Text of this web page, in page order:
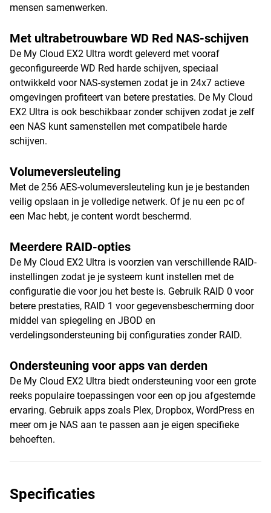
mensen samenwerken.
Met ultrabetrouwbare WD Red NAS-schijven
De My Cloud EX2 Ultra wordt geleverd met vooraf
geconfigureerde WD Red harde schijven, speciaal
ontwikkeld voor NAS-systemen zodat je in 24x7 actieve
omgevingen profiteert van betere prestaties. De My Cloud
EX2 Ultra is ook beschikbaar zonder schijven zodat je zelf
een NAS kunt samenstellen met compatibele harde
schijven.
Volumeversleuteling
Met de 256 AES-volumeversleuteling kun je je bestanden
veilig opslaan in je volledige netwerk. Of je nu een pc of
een Mac hebt, je content wordt beschermd.
Meerdere RAID-opties
De My Cloud EX2 Ultra is voorzien van verschillende RAID-
instellingen zodat je je systeem kunt instellen met de
configuratie die voor jou het beste is. Gebruik RAID 0 voor
betere prestaties, RAID 1 voor gegevensbescherming door
middel van spiegeling en JBOD en
verdelingsondersteuning bij configuraties zonder RAID.
Ondersteuning voor apps van derden
De My Cloud EX2 Ultra biedt ondersteuning voor een grote
reeks populaire toepassingen voor een op jou afgestemde
ervaring. Gebruik apps zoals Plex, Dropbox, WordPress en
meer om je NAS aan te passen aan je eigen specifieke
behoeften.
Specificaties